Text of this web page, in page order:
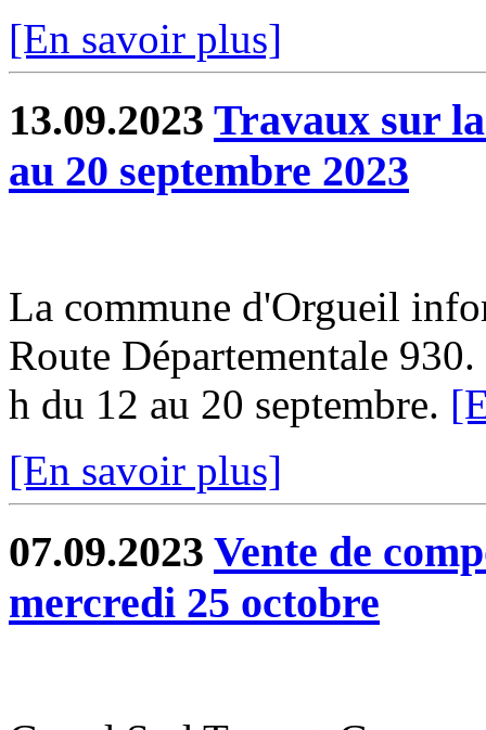
[En savoir plus]
13.09.2023 Travaux sur
au 20 septembre 2023
La commune d'Orgueil
Route Départementale
h du 12 au 20 septembre.
[En savoir plus]
07.09.2023 Vente de
mercredi 25 octobre